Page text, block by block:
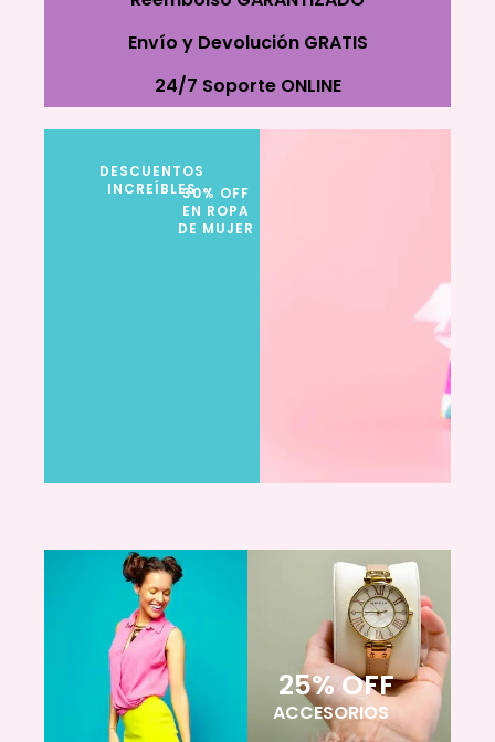
Envío y Devolución GRATIS
24/7 Soporte ONLINE
30% OFF
EN ROPA
DE MUJER
DESCUENTOS
INCREÍBLES
25% OFF
ACCESORIOS